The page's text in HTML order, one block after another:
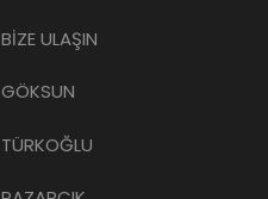
BİZE ULAŞIN
GÖKSUN
TÜRKOĞLU